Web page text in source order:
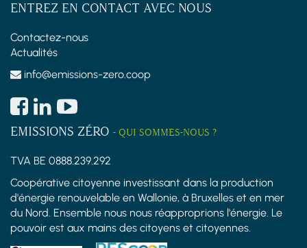
ENTREZ EN CONTACT AVEC NOUS
Contactez-nous
Actualités
info@emissions-zero.coop
EMISSIONS ZÉRO - QUI SOMMES-NOUS ?
TVA BE 0888.239.292
Coopérative citoyenne investissant dans la production
d'énergie renouvelable en Wallonie, à Bruxelles et en mer
du Nord. Ensemble nous nous réapproprions l'énergie. Le
pouvoir est aux mains des citoyens et citoyennes.